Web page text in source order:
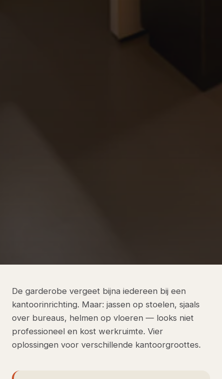
De garderobe vergeet bijna iedereen bij een
kantoorinrichting. Maar: jassen op stoelen, sjaals
over bureaus, helmen op vloeren — looks niet
professioneel en kost werkruimte. Vier
oplossingen voor verschillende kantoorgroottes.